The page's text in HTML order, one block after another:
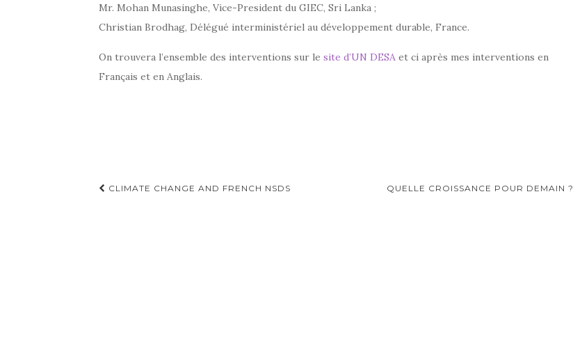
Mr. Mohan Munasinghe, Vice-President du GIEC, Sri Lanka ;
Christian Brodhag, Délégué interministériel au développement durable, France.
On trouvera l’ensemble des interventions sur le site d’UN DESA et ci après mes interventions en
Français et en Anglais.
Navigation
CLIMATE CHANGE AND FRENCH NSDS QUELLE CROISSANCE POUR DEMAIN ?